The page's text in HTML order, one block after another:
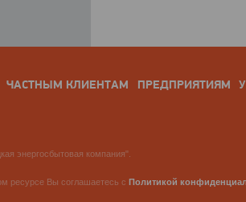
ЧАСТНЫМ КЛИЕНТАМ ПРЕДПРИЯТИЯМ
энергосбытовая компания".
ресурсе Вы соглашаетесь с Политикой